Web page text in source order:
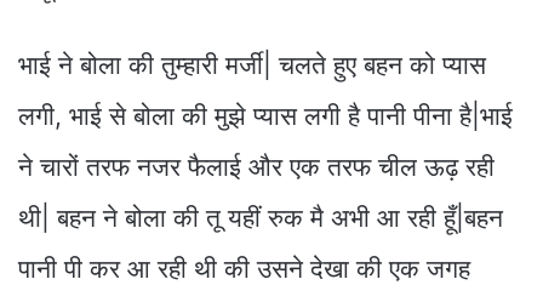
भाई ने बोला की तुम्हारी मर्जी| चलते हुए बहन को प्यास
लगी, भाई से बोला की मुझे प्यास लगी है पानी पीना है|भाई
ने चारों तरफ नजर फैलाई और एक तरफ चील ऊढ़ रही
थी| बहन ने बोला की तू यहीं रुक मै अभी आ रही हूँ|बहन
पानी पी कर आ रही थी की उसने देखा की एक जगह